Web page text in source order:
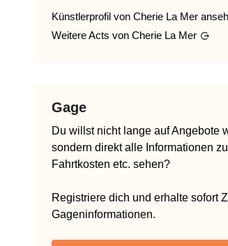
Künstlerprofil von Cherie La Mer
Weitere Acts von Cherie La Mer
Gage
Du willst nicht lange auf Angebote
sondern direkt alle Informationen
Fahrtkosten etc. sehen?
Registriere dich und erhalte sofort
Gageninformationen.